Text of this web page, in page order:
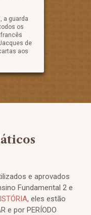
a guarda
os
de
aos
e aprovados
Fundamental 2 e
, eles estão
e por PERÍODO